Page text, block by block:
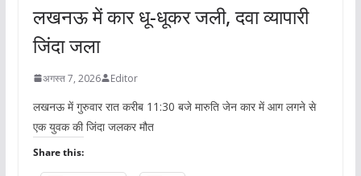
लखनऊ में कार धू-धूकर जली, दवा व्यापारी
जिंदा जला
अगस्त 7, 2026 Editor
लखनऊ में गुरुवार रात करीब 11:30 बजे मारुति जेन कार में आग लगने से
एक युवक की जिंदा जलकर मौत
Share this: